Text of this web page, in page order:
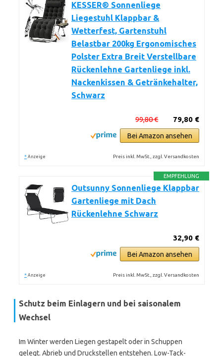
KESSER® Sonnenliege
Liegestuhl Klappbar &
Wetterfest, Gartenstuhl
Belastbar 200kg Ergonomisches
Polster Extra Breit Verstellbare
Rückenlehne Gartenliege inkl.
Nackenkissen & Getränkehalter,
Schwarz
79,80 €
99,80 €
Bei Amazon ansehen
* Anzeige Preis inkl. MwSt., zzgl. Versandkosten
EMPFEHLUNG
Outsunny Sonnenliege Klappbar
Gartenliege mit Dach
Rückenlehne Schwarz
32,90 €
Bei Amazon ansehen
* Anzeige Preis inkl. MwSt., zzgl. Versandkosten
Schutz beim Einlagern und bei saisonalem
Wechsel
Im Winter werden Liegen gestapelt oder in Schuppen
gelegt. Abrieb und Druckstellen entstehen. Low-Tack-